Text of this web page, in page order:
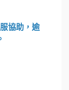
協助，逾